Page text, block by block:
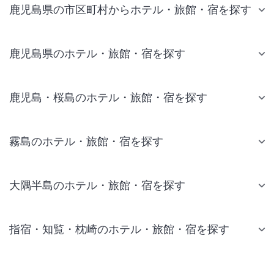
鹿児島県の市区町村からホテル・旅館・宿を探す
鹿児島県のホテル・旅館・宿を探す
鹿児島・桜島のホテル・旅館・宿を探す
霧島のホテル・旅館・宿を探す
大隅半島のホテル・旅館・宿を探す
指宿・知覧・枕崎のホテル・旅館・宿を探す